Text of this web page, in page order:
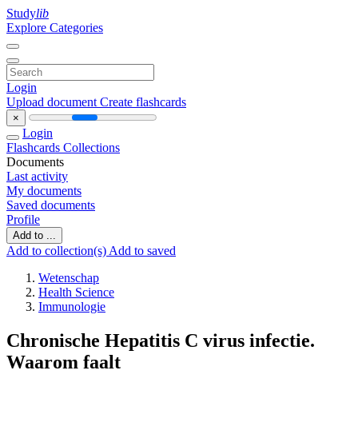
Studylib
Explore Categories
Login
Upload document Create flashcards
×
Login
Flashcards Collections
Documents
Last activity
My documents
Saved documents
Profile
Add to ...
Add to collection(s) Add to saved
Wetenschap
Health Science
Immunologie
Chronische Hepatitis C virus infectie.
Waarom faalt